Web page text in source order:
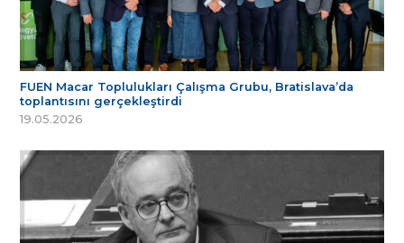
FUEN Macar Toplulukları Çalışma Grubu, Bratislava’da
toplantısını gerçekleştirdi
19.05.2026